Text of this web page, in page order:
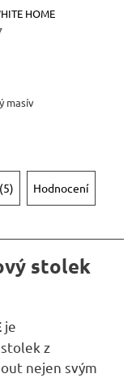
HOME
masív
Hodnocení
stolek
je
z
nejen svým